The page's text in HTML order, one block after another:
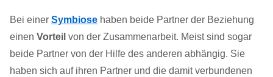
Bei einer Symbiose haben beide Partner der Beziehung
einen Vorteil von der Zusammenarbeit. Meist sind sogar
beide Partner von der Hilfe des anderen abhängig. Sie
haben sich auf ihren Partner und die damit verbundenen